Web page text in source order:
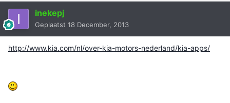
inekepj
Geplaatst 18 December, 2013
http://www.kia.com/nl/over-kia-motors-nederland/kia-apps/